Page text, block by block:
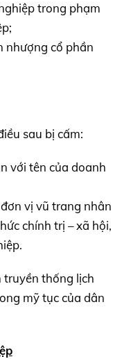
trong phạm
nhượng cổ phần
sau bị cấm:
với tên của doanh
vị vũ trang nhân
chính trị – xã hội,
truyền thống lịch
mỹ tục của dân